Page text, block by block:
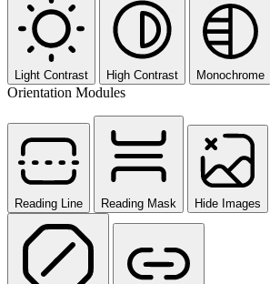
Light Contrast High Contrast Monochrome
Orientation Modules
Reading Line Reading Mask Hide Images